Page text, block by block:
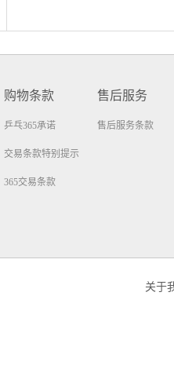
购物条款
乒乓365承诺
交易条款特别提示
365交易条款
售后服务
售后服务条款
关于